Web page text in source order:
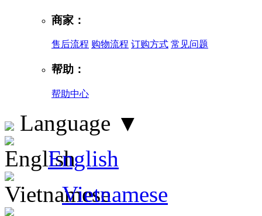
商家：
售后流程 购物流程 订购方式 常见问题
帮助：
帮助中心
Language ▼
English
Vietnamese